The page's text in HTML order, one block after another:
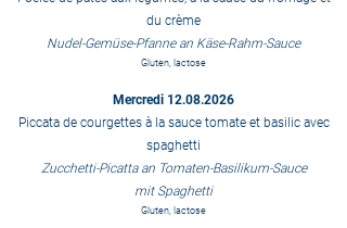
du crème
Nudel-Gemüse-Pfanne an Käse-Rahm-Sauce
Gluten, lactose
Mercredi 12.08.2026
Piccata de courgettes à la sauce tomate et basilic avec
spaghetti
Zucchetti-Picatta an Tomaten-Basilikum-Sauce
mit Spaghetti
Gluten, lactose